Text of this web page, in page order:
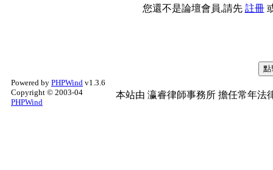
您還不是論壇會員,請先 註冊
Powered by PHPWind v1.3.6
Copyright © 2003-04
PHPWind
本站由 瀛睿律師事務所 擔任常年法